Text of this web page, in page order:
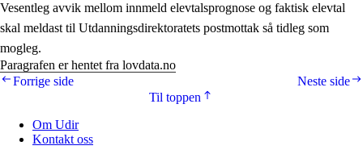
Vesentleg avvik mellom innmeld elevtalsprognose og faktisk elevtal
skal meldast til Utdanningsdirektoratets postmottak så tidleg som
mogleg.
Paragrafen er hentet fra lovdata.no
Neste side
Forrige side
Til toppen
Om Udir
Kontakt oss